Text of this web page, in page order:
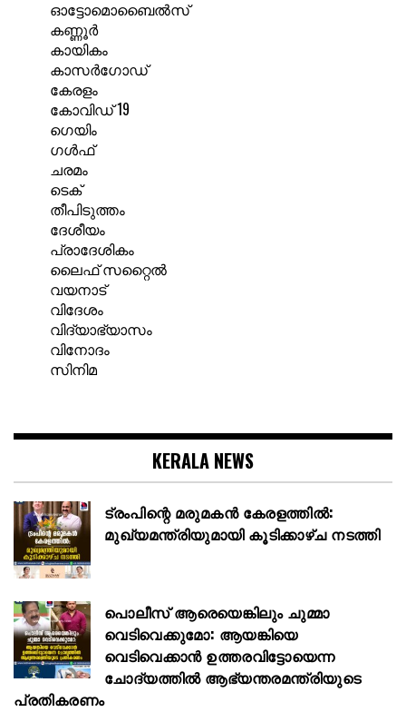
ഓട്ടോമൊബൈൽസ്
കണ്ണൂർ
കായികം
കാസർഗോഡ്
കേരളം
കോവിഡ് 19
ഗെയിം
ഗൾഫ്
ചരമം
ടെക്
തീപിടുത്തം
ദേശീയം
പ്രാദേശികം
ലൈഫ് സറ്റൈൽ
വയനാട്
വിദേശം
വിദ്യാഭ്യാസം
വിനോദം
സിനിമ
KERALA NEWS
ട്രംപിന്റെ മരുമകൻ കേരളത്തിൽ:
മുഖ്യമന്ത്രിയുമായി കൂടിക്കാഴ്ച നടത്തി
പൊലീസ് ആരെയെങ്കിലും ചുമ്മാ
വെടിവെക്കുമോ: ആയങ്കിയെ
വെടിവെക്കാൻ ഉത്തരവിട്ടോയെന്ന
ചോദ്യത്തിൽ ആഭ്യന്തരമന്ത്രിയുടെ
പ്രതികരണം